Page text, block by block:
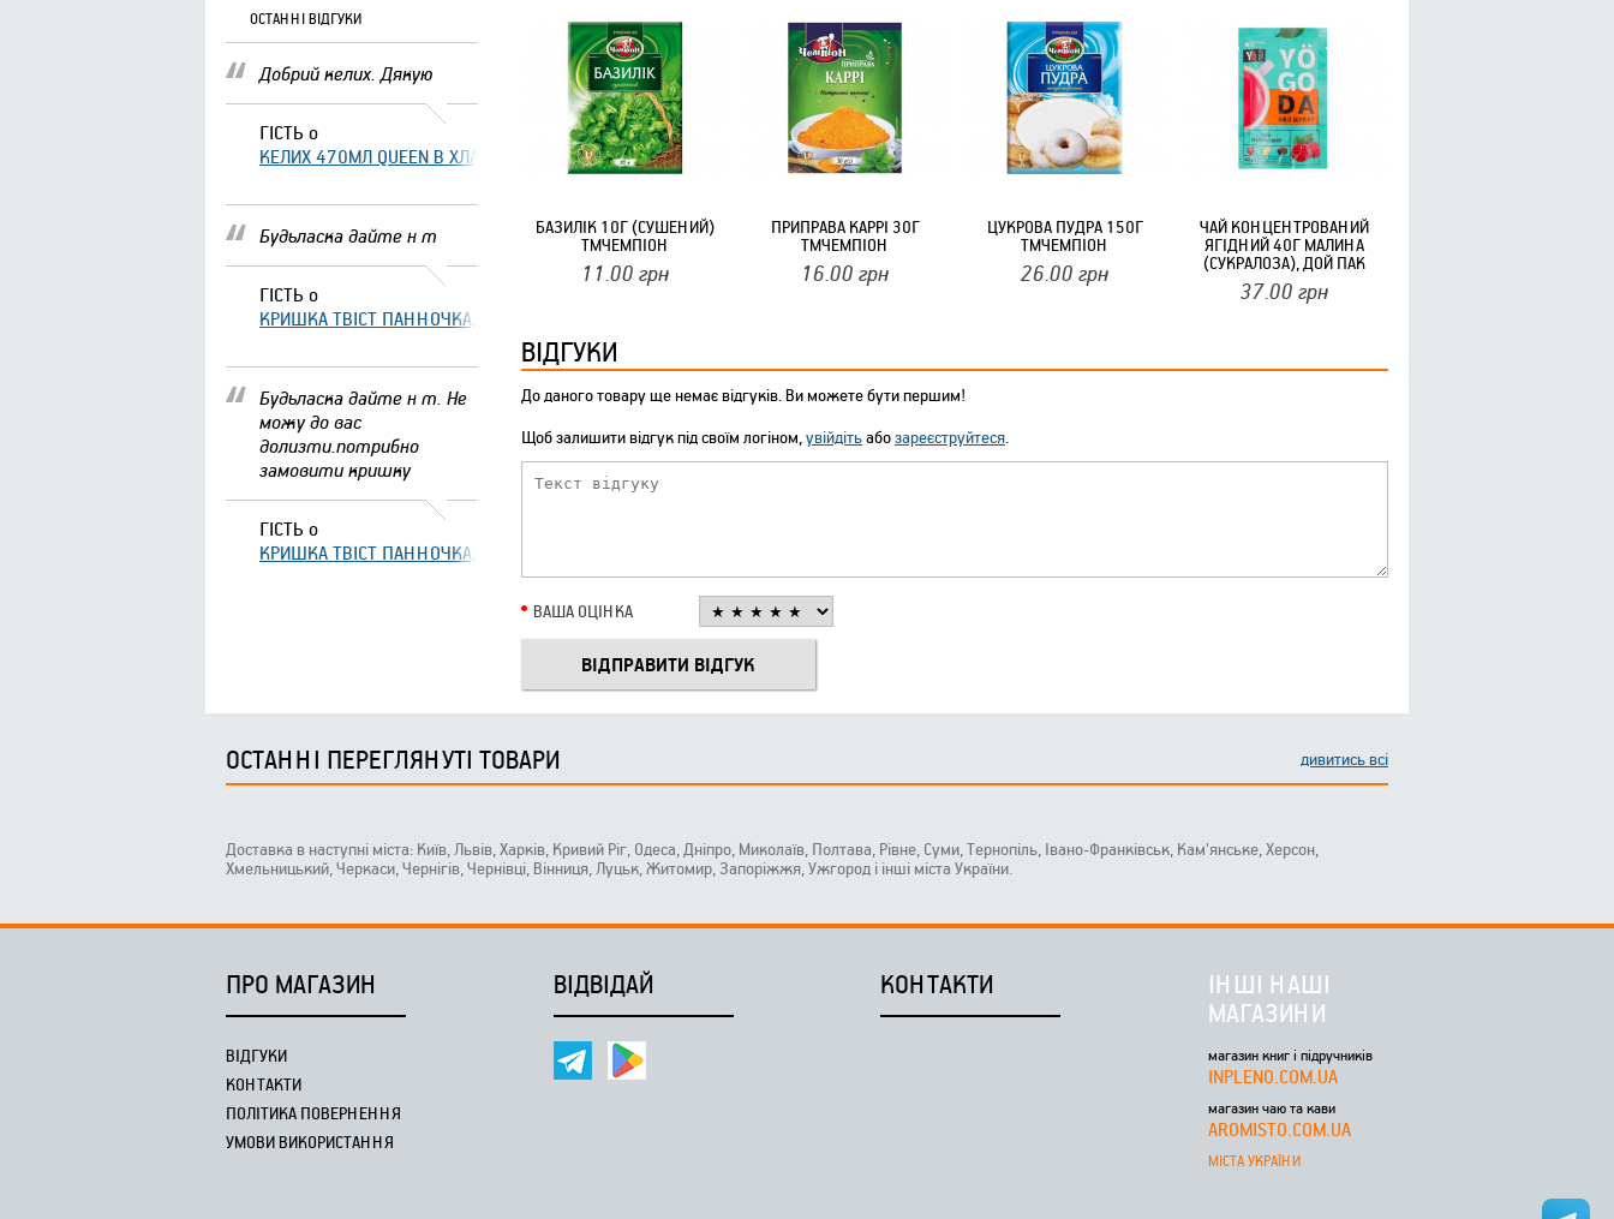
ОСТАННІ ВІДГУКИ
Добрий келих. Дякую
ГІСТЬ о
КЕЛИХ 470МЛ QUEEN В ХЛАМІНГО ТМ FARGLASS
Будьласка дайте н т
ГІСТЬ о
КРИШКА ТВІСТ ПАННОЧКА, ЩО ЗАКРУЧУЄТЬСЯ КОТИКИ (20ШТ/УП) ОФФ 82 ПАННОЧКА
Будьласка дайте н т. Не
можу до вас
долизти.потрибно
замовити кришку
ГІСТЬ о
КРИШКА ТВІСТ ПАННОЧКА, ЩО ЗАКРУЧУЄТЬСЯ КОТИКИ (20ШТ/УП) ОФФ 82 ПАННОЧКА
БАЗИЛІК 10Г (СУШЕНИЙ)
ТМЧЕМПІОН
11.00 грн
ПРИПРАВА КАРРІ 30Г
ТМЧЕМПІОН
16.00 грн
ЦУКРОВА ПУДРА 150Г
ТМЧЕМПІОН
26.00 грн
ЧАЙ КОНЦЕНТРОВАНИЙ
ЯГІДНИЙ 40Г МАЛИНА
(СУКРАЛОЗА), ДОЙ ПАК
ТМYOGODA
37.00 грн
ВІДГУКИ
До даного товару ще немає відгуків. Ви можете бути першим!
Щоб залишити відгук під своїм логіном,увійдітьабозареєструйтеся.
ВАША ОЦІНКА
ОСТАННІ ПЕРЕГЛЯНУТІ ТОВАРИ дивитись всі
Доставка в наступні міста: Київ, Львів, Харків, Кривий Ріг, Одеса, Дніпро, Миколаїв, Полтава, Рівне, Суми, Тернопіль, Івано-Франківськ, Кам'янське, Херсон,
Хмельницький, Черкаси, Чернігів, Чернівці, Вінниця, Луцьк, Житомир, Запоріжжя, Ужгород і інші міста України.
ПРО МАГАЗИН
ВІДГУКИ
КОНТАКТИ
ПОЛІТИКА ПОВЕРНЕННЯ
УМОВИ ВИКОРИСТАННЯ
ВІДВІДАЙ КОНТАКТИ
ІНШІ НАШІ
МАГАЗИНИ
магазин книг і підручників
INPLENO.COM.UA
магазин чаю та кави
AROMISTO.COM.UA
МІСТА УКРАЇНИ